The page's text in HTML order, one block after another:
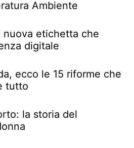
Ambiente
nuova etichetta che
digitale
ecco le 15 riforme che
tutto
la storia del